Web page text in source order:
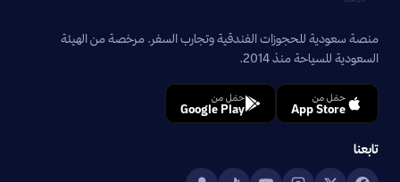
منصة سعودية للحجوزات الفندقية وتجارب السفر. مرخصة من الهيئة
السعودية للسياحة منذ 2014.
حمّل من
App Store
حمّل من
Google Play
تابعنا